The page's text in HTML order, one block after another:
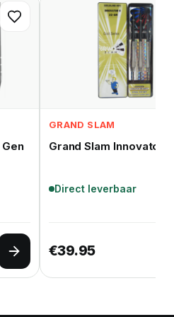
Opties selecteren
GRAND SLAM
Grand Slam Innovator
Direct leverbaar
€39.95